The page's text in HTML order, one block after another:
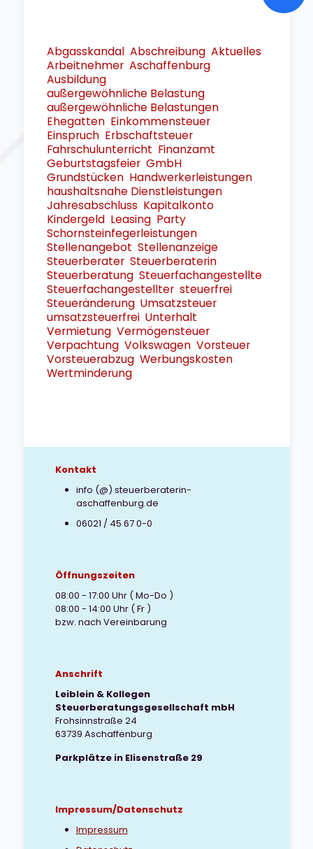
Abgasskandal Abschreibung Aktuelles
Arbeitnehmer Aschaffenburg
Ausbildung
außergewöhnliche Belastung
außergewöhnliche Belastungen
Ehegatten Einkommensteuer
Einspruch Erbschaftsteuer
Fahrschulunterricht Finanzamt
Geburtstagsfeier GmbH
Grundstücken Handwerkerleistungen
haushaltsnahe Dienstleistungen
Jahresabschluss Kapitalkonto
Kindergeld Leasing Party
Schornsteinfegerleistungen
Stellenangebot Stellenanzeige
Steuerberater Steuerberaterin
Steuerberatung Steuerfachangestellte
Steuerfachangestellter steuerfrei
Steueränderung Umsatzsteuer
umsatzsteuerfrei Unterhalt
Vermietung Vermögensteuer
Verpachtung Volkswagen Vorsteuer
Vorsteuerabzug Werbungskosten
Wertminderung
Kontakt
info (@) steuerberaterin-
aschaffenburg.de
06021 / 45 67 0-0
Öffnungszeiten
08:00 - 17:00 Uhr ( Mo-Do )
08:00 - 14:00 Uhr ( Fr )
bzw. nach Vereinbarung
Anschrift
Leiblein & Kollegen
Steuerberatungsgesellschaft mbH
Frohsinnstraße 24
63739 Aschaffenburg
Parkplätze in Elisenstraße 29
Impressum/Datenschutz
Impressum